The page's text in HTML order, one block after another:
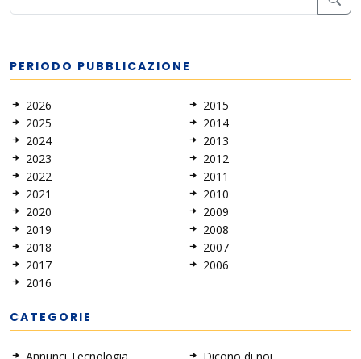
PERIODO PUBBLICAZIONE
2026
2025
2024
2023
2022
2021
2020
2019
2018
2017
2016
2015
2014
2013
2012
2011
2010
2009
2008
2007
2006
CATEGORIE
Annunci Tecnologia Dicono di noi